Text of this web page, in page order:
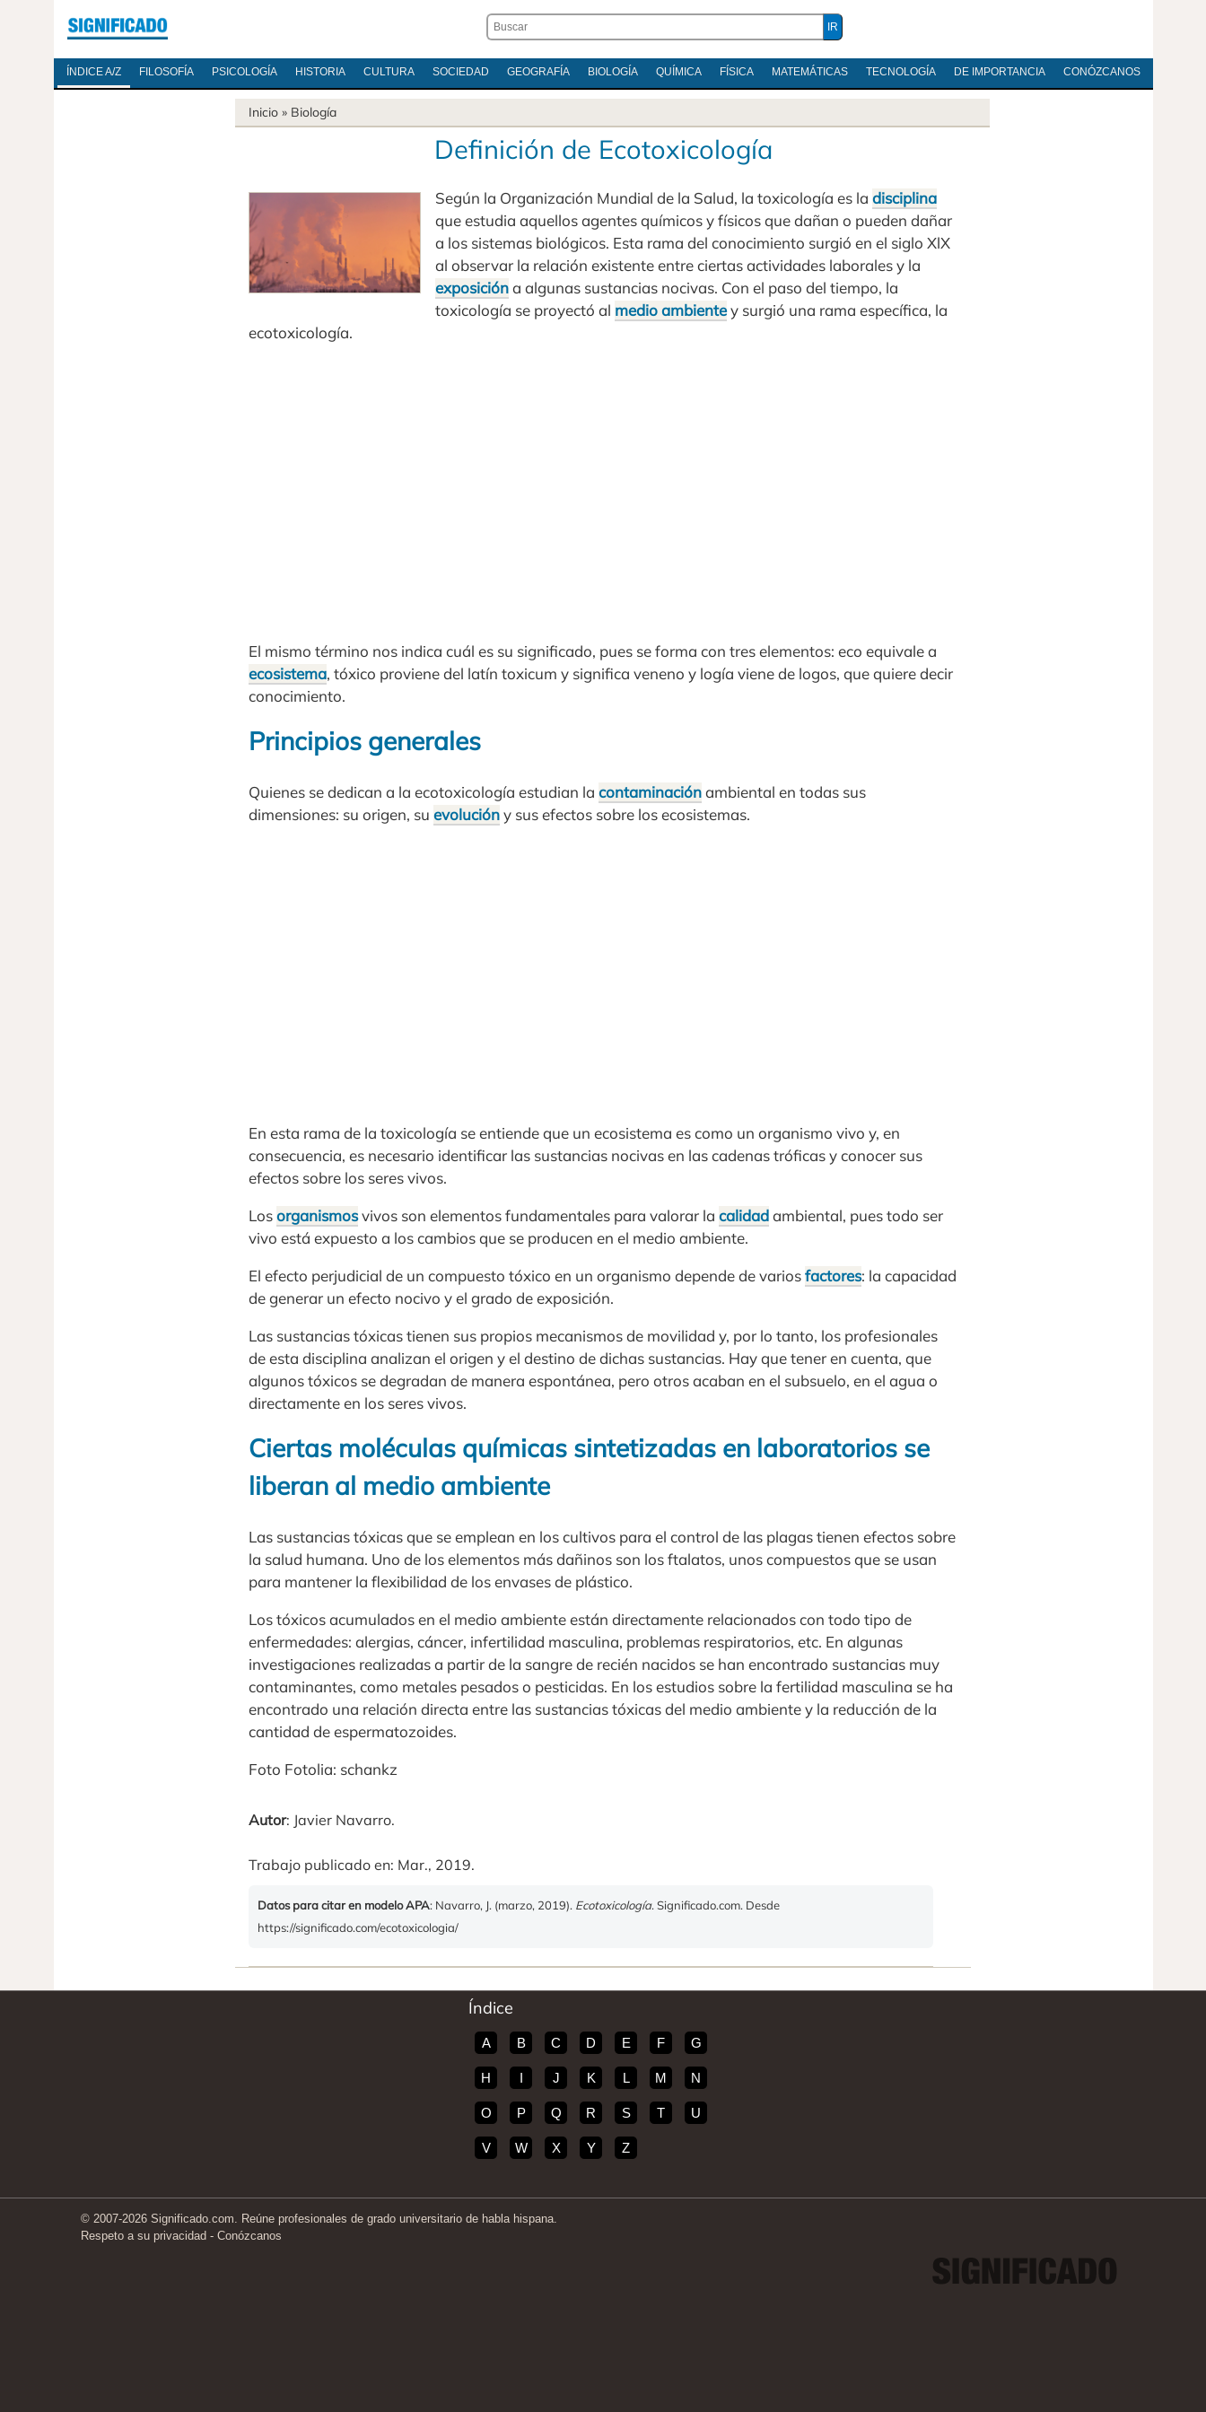
ÍNDICE A/Z FILOSOFÍA PSICOLOGÍA HISTORIA CULTURA SOCIEDAD GEOGRAFÍA BIOLOGÍA QUÍMICA FÍSICA MATEMÁTICAS TECNOLOGÍA DE IMPORTANCIA CONÓZCANOS
Inicio » Biología
Definición de Ecotoxicología
Según la Organización Mundial de la Salud, la toxicología es la disciplina
que estudia aquellos agentes químicos y físicos que dañan o pueden dañar
a los sistemas biológicos. Esta rama del conocimiento surgió en el siglo XlX
al observar la relación existente entre ciertas actividades laborales y la
exposicióna algunas sustancias nocivas. Con el paso del tiempo, la
toxicología se proyectó al medio ambientey surgió una rama específica, la
ecotoxicología.
El mismo término nos indica cuál es su significado, pues se forma con tres elementos: eco equivale a
ecosistema, tóxico proviene del latín toxicum y significa veneno y logía viene de logos, que quiere decir
conocimiento.
Principios generales
Quienes se dedican a la ecotoxicología estudian la contaminaciónambiental en todas sus
dimensiones: su origen, su evolucióny sus efectos sobre los ecosistemas.
En esta rama de la toxicología se entiende que un ecosistema es como un organismo vivo y, en
consecuencia, es necesario identificar las sustancias nocivas en las cadenas tróficas y conocer sus
efectos sobre los seres vivos.
Losorganismosvivos son elementos fundamentales para valorar la calidadambiental, pues todo ser
vivo está expuesto a los cambios que se producen en el medio ambiente.
El efecto perjudicial de un compuesto tóxico en un organismo depende de variosfactores: la capacidad
de generar un efecto nocivo y el grado de exposición.
Las sustancias tóxicas tienen sus propios mecanismos de movilidad y, por lo tanto, los profesionales
de esta disciplina analizan el origen y el destino de dichas sustancias. Hay que tener en cuenta, que
algunos tóxicos se degradan de manera espontánea, pero otros acaban en el subsuelo, en el agua o
directamente en los seres vivos.
Ciertas moléculas químicas sintetizadas en laboratorios se
liberan al medio ambiente
Las sustancias tóxicas que se emplean en los cultivos para el control de las plagas tienen efectos sobre
la salud humana. Uno de los elementos más dañinos son los ftalatos, unos compuestos que se usan
para mantener la flexibilidad de los envases de plástico.
Los tóxicos acumulados en el medio ambiente están directamente relacionados con todo tipo de
enfermedades: alergias, cáncer, infertilidad masculina, problemas respiratorios, etc. En algunas
investigaciones realizadas a partir de la sangre de recién nacidos se han encontrado sustancias muy
contaminantes, como metales pesados o pesticidas. En los estudios sobre la fertilidad masculina se ha
encontrado una relación directa entre las sustancias tóxicas del medio ambiente y la reducción de la
cantidad de espermatozoides.
Foto Fotolia: schankz
Autor: Javier Navarro.
Trabajo publicado en: Mar., 2019.
Datos para citar en modelo APA: Navarro, J. (marzo, 2019). Ecotoxicología. Significado.com. Desde
https://significado.com/ecotoxicologia/
Índice
A B C D E F G
H J K L M N
O P Q R S T U
V W X Y Z
© 2007-2026 Significado.com. Reúne profesionales de grado universitario de habla hispana.
Respeto a su privacidad - Conózcanos